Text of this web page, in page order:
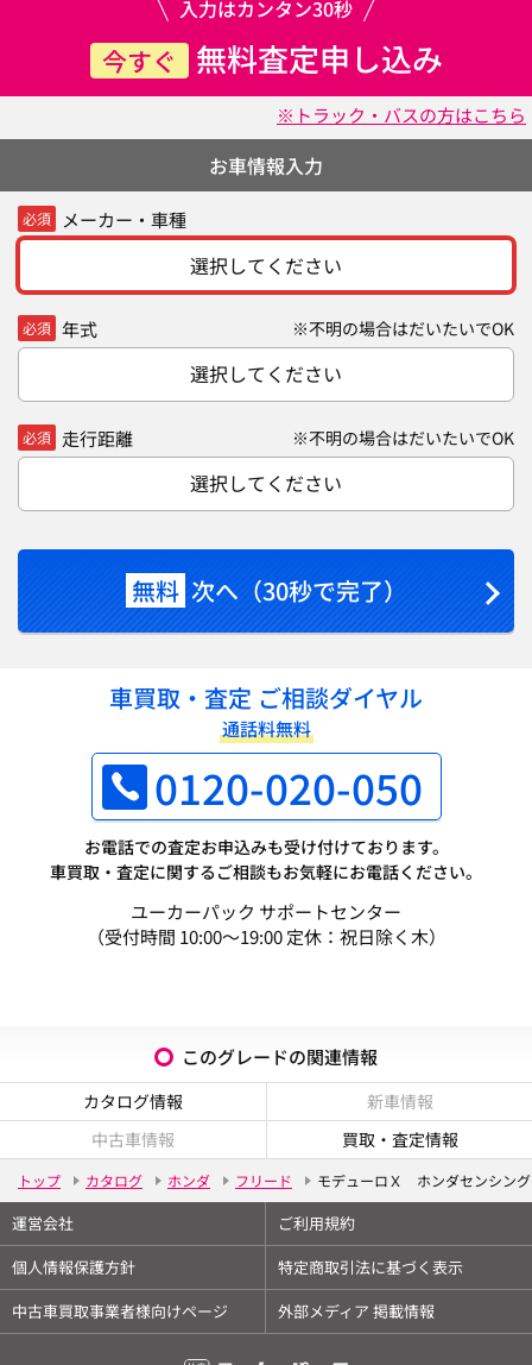
入力はカンタン30秒
今すぐ 無料査定申し込み
※トラック・バスの方はこちら
お車情報入力
必須 メーカー・車種
選択してください
必須 年式 ※不明の場合はだいたいでOK
選択してください
必須 走行距離 ※不明の場合はだいたいでOK
選択してください
無料 次へ（30秒で完了）
車買取・査定 ご相談ダイヤル
通話料無料
0120-020-050
お電話での査定お申込みも受け付けております。
車買取・査定に関するご相談もお気軽にお電話ください。
ユーカーパック サポートセンター
（受付時間 10:00～19:00 定休：祝日除く木）
このグレードの関連情報
カタログ情報
新車情報
中古車情報
買取・査定情報
トップ カタログ ホンダ フリード モデューロＸ ホンダセンシング
運営会社
ご利用規約
個人情報保護方針
特定商取引法に基づく表示
中古車買取事業者様向けページ
外部メディア 掲載情報